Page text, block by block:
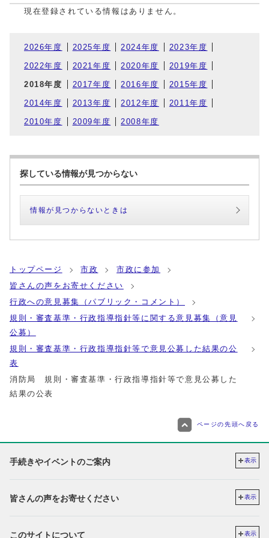
現在登録されている情報はありません。
2026年度 2025年度 2024年度 2023年度
2022年度 2021年度 2020年度 2019年度
2018年度 2017年度 2016年度 2015年度
2014年度 2013年度 2012年度 2011年度
2010年度 2009年度 2008年度
探している情報が見つからない
情報が見つからないときは
トップページ 市政
市政に参加
皆さんの声をお寄せください
行政への意見募集（パブリック・コメント）
規則・審査基準・行政指導指針等に関する意見募集（意見
公募）
規則・審査基準・行政指導指針等で意見公募した結果の公
表
消防局 規則・審査基準・行政指導指針等で意見公募した
結果の公表
ページの先頭へ戻る
手続きやイベントのご案内 表示
皆さんの声をお寄せください 表示
このサイトについて 表示